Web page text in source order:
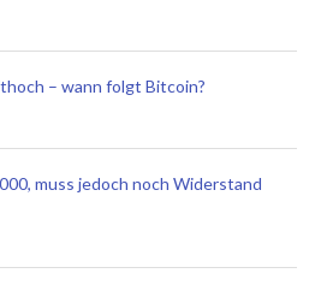
– wann folgt Bitcoin?
muss jedoch noch Widerstand